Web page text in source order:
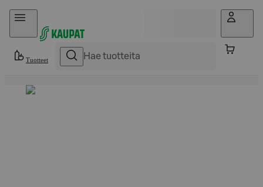
Hyppää sisältöön
Tuotteet